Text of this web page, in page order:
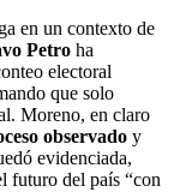
en un contexto de
Petro ha
electoral
que solo
Moreno, en claro
observado y
evidenciada,
futuro del país “con